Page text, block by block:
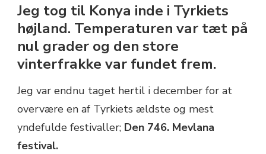
Jeg tog til Konya inde i Tyrkiets
højland. Temperaturen var tæt på
nul grader og den store
vinterfrakke var fundet frem.
Jeg var endnu taget hertil i december for at
overvære en af Tyrkiets ældste og mest
yndefulde festivaller; Den 746. Mevlana
festival.